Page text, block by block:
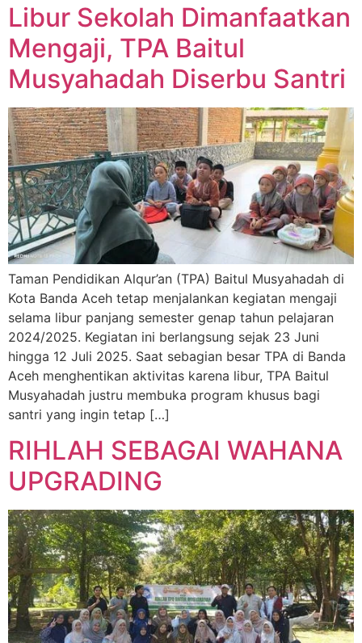
Libur Sekolah Dimanfaatkan
Mengaji, TPA Baitul
Musyahadah Diserbu Santri
Taman Pendidikan Alqur’an (TPA) Baitul Musyahadah di
Kota Banda Aceh tetap menjalankan kegiatan mengaji
selama libur panjang semester genap tahun pelajaran
2024/2025. Kegiatan ini berlangsung sejak 23 Juni
hingga 12 Juli 2025. Saat sebagian besar TPA di Banda
Aceh menghentikan aktivitas karena libur, TPA Baitul
Musyahadah justru membuka program khusus bagi
santri yang ingin tetap […]
RIHLAH SEBAGAI WAHANA
UPGRADING